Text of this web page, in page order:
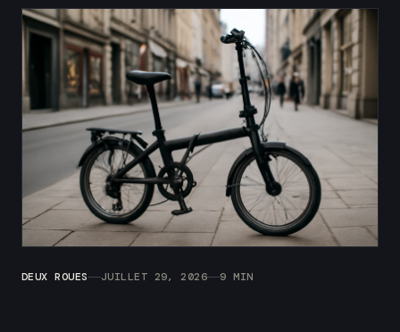
DEUX ROUES JUILLET 29, 2026 9 MIN